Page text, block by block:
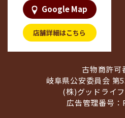
Google Map
店舗詳細はこちら
古物商許可
岐阜県公安委員会 第
(株)グッドライ
広告管理番号